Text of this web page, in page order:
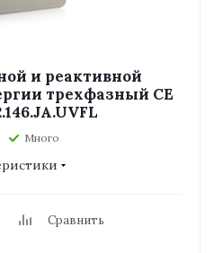
и реактивной
трехфазный CE
Много
Сравнить